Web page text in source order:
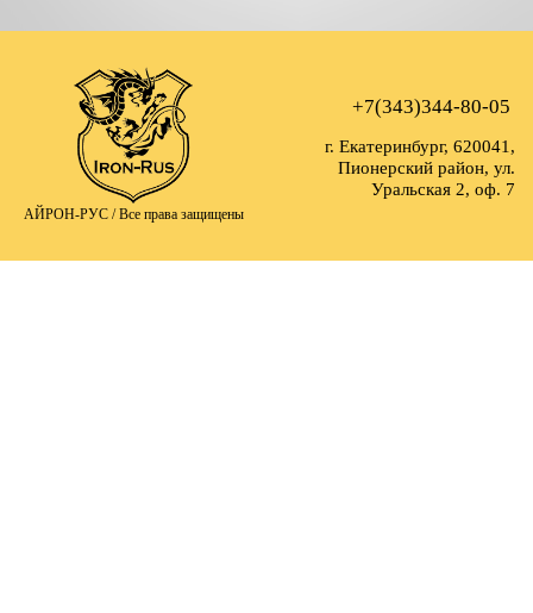
АЙРОН-РУС /Все права защищены
+7(343)344-80-05
г. Екатеринбург, 620041,
Пионерский район, ул.
Уральская 2, оф. 7